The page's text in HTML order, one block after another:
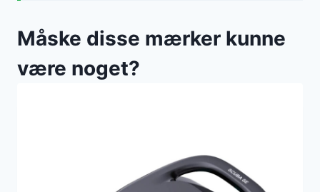
Måske disse mærker kunne
være noget?